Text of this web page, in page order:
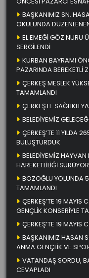
BAŞKANIMIZ SN.
OKULUNDA
EL EMEĞİ GÖZ NURU
SERGİLENDİ
KURBAN BAYRAMI
PAZARINDA BEREKETLİ
ÇERKEŞ MESLEK
TAMAMLANDI
ÇERKEŞTE SAĞLIKLI
BELEDİYEMİZ
ÇERKEŞ’TE 11 YILDA
BULUŞTURDUK
BELEDİYEMİZ
HAREKETLİLİĞİ SÜRÜYOR
BOZOĞLU YOLUNDA
TAMAMLANDI
ÇERKEŞ’TE 19 MAYIS
GENÇLİK KONSERİYLE
ÇERKEŞ’TE 19 MAYIS
BAŞKANIMIZ HASAN
ANMA GENÇLİK VE
VATANDAŞ SORDU,
CEVAPLADI